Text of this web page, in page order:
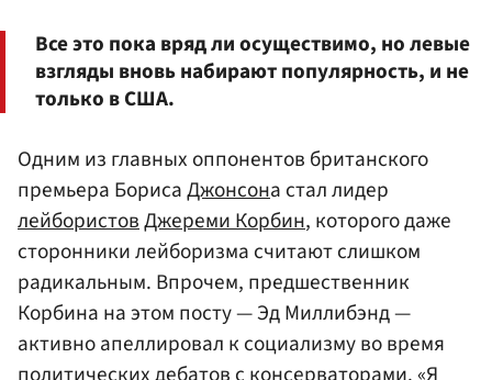
Все это пока вряд ли осуществимо, но левые
взгляды вновь набирают популярность, и не
только в США.
Одним из главных оппонентов британского
премьера БорисаДжонсона стал лидер
лейбористовДжереми Корбин, которого даже
сторонники лейборизма считают слишком
радикальным. Впрочем, предшественник
Корбина на этом посту — Эд Миллибэнд —
активно апеллировал к социализму во время